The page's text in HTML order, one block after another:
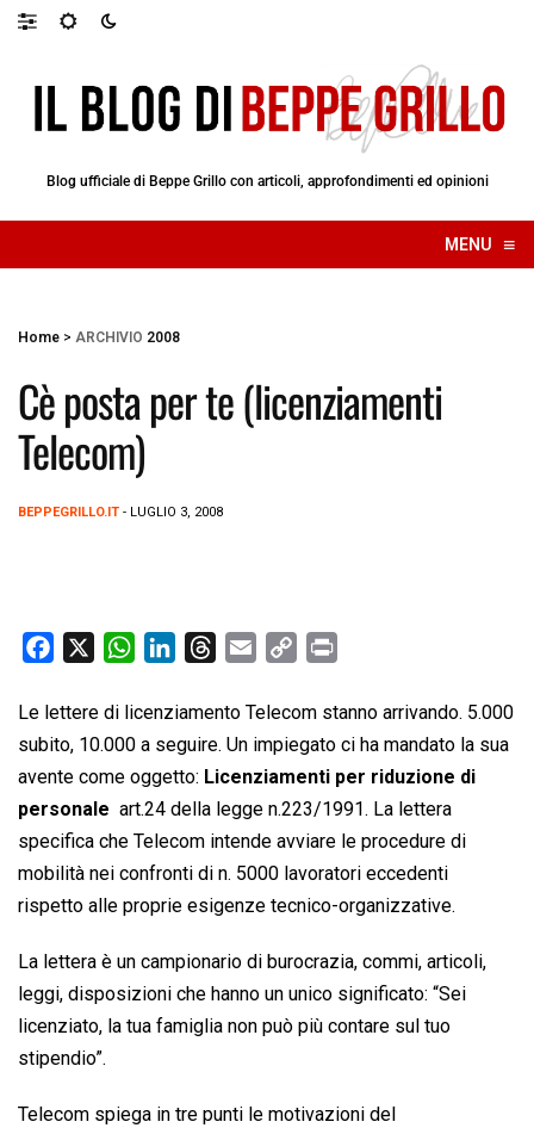
Blog ufficiale di Beppe Grillo con articoli, approfondimenti ed opinioni
MENU ≡
☰
Home > ARCHIVIO 2008
Cè posta per te (licenziamenti
Telecom)
BEPPEGRILLO.IT - LUGLIO 3, 2008
c
e
b
o
o
k
W
a
t
s
A
p
p
n
k
e
d
I
n
r
e
a
d
s
a
i
l
p
y
L
i
n
k
i
n
t
Le lettere di licenziamento Telecom stanno arrivando. 5.000
subito, 10.000 a seguire. Un impiegato ci ha mandato la sua
avente come oggetto:  Licenziamenti per riduzione di
personale  art.24 della legge n.223/1991. La lettera
specifica che Telecom intende avviare le procedure di
mobilità nei confronti di n. 5000 lavoratori eccedenti
rispetto alle proprie esigenze tecnico-organizzative.
La lettera è un campionario di burocrazia, commi, articoli,
leggi, disposizioni che hanno un unico significato: “Sei
licenziato, la tua famiglia non può più contare sul tuo
stipendio”.
Telecom spiega in tre punti le motivazioni del